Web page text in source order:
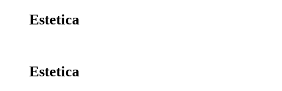
Estetica
Estetica